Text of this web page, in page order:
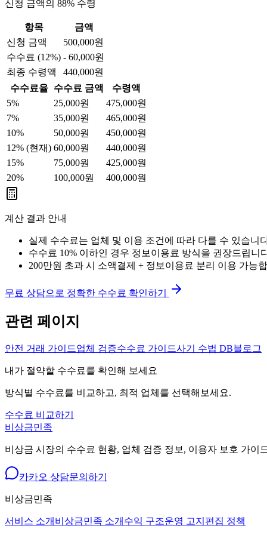
신청 금액의 88% 수령
항목
금액
신청 금액
500,000원
수수료 (12%) - 60,000원
최종 수령액
440,000원
수수료율
수수료 금액
수령액
5% 25,000원 475,000원
7% 35,000원 465,000원
10% 50,000원 450,000원
12% (현재) 60,000원 440,000원
15% 75,000원 425,000원
20% 100,000원 400,000원
계산 결과 안내
실제 수수료는 업체 및 이용 조건에 따라 다를 수 있습니
수수료 10% 이하인 경우 정보이용료 방식을 권장드립니
200만원 초과 시 소액결제 + 정보이용료 분리 이용 가능
무료 상담으로 정확한 수수료 확인하기
관련 페이지
안전 거래 가이드업체 검증수수료 가이드사기 수법 DB블로그
내가 절약할 수수료를 확인해 보세요
방식별 수수료를 비교하고, 최적 업체를 선택해보세요.
수수료 비교하기
비상금민족
비상금 시장의 수수료 현황, 업체 검증 정보, 이용자 보호 가이
카카오 상담문의하기
비상금민족
서비스 소개 비상금민족 소개 수익 구조운영 고지 편집 정책